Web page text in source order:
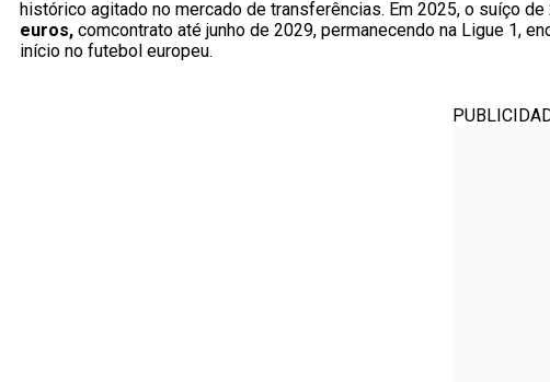
histórico agitado no mercado de transferências. Em 2025, o suíço de
euros, comcontrato até junho de 2029, permanecendo na Ligue 1,
início no futebol europeu.